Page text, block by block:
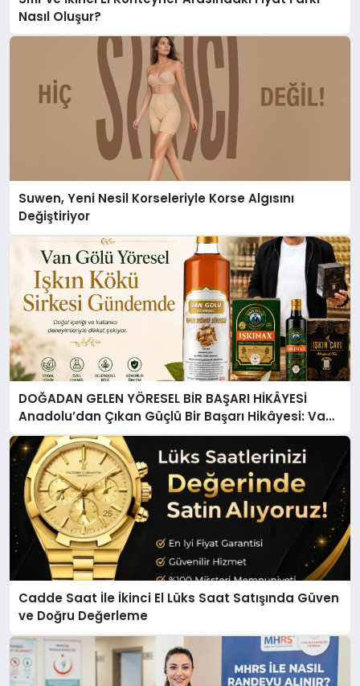
Nasıl Oluşur?
Suwen, Yeni Nesil Korseleriyle Korse Algısını
Değiştiriyor
DOĞADAN GELEN YÖRESEL BİR BAŞARI HİKÂYESİ
Anadolu’dan Çıkan Güçlü Bir Başarı Hikâyesi: Van
Gölü Yöresel Işkın Kökü Sirkesi
Cadde Saat İle İkinci El Lüks Saat Satışında Güven
ve Doğru Değerleme